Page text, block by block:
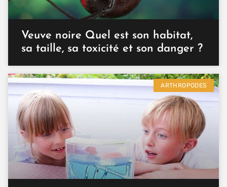
Veuve noire Quel est son habitat,
sa taille, sa toxicité et son danger ?
ARTHROPODES